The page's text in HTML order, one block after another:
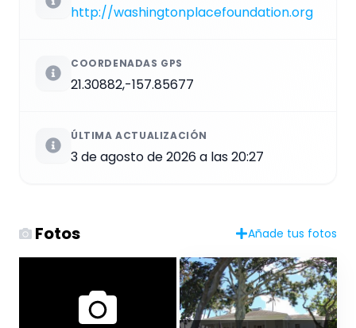
http://washingtonplacefoundation.org
COORDENADAS GPS
21.30882,-157.85677
ÚLTIMA ACTUALIZACIÓN
3 de agosto de 2026 a las 20:27
Fotos Añade tus fotos